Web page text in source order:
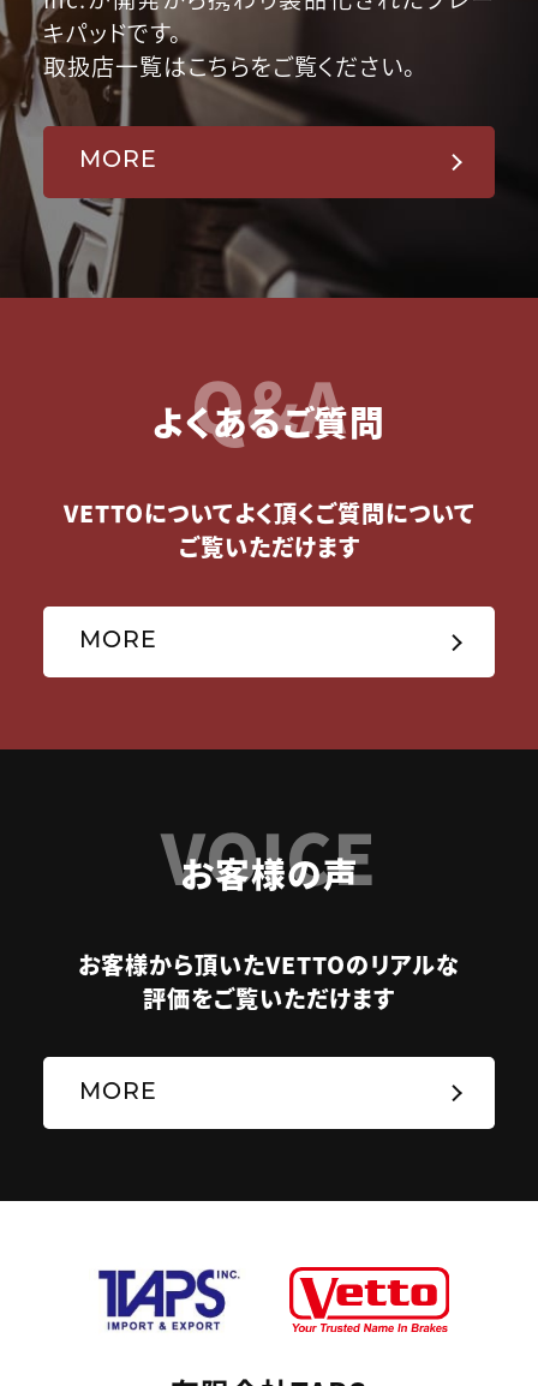
キパッドです。
取扱店一覧はこちらをご覧ください。
MORE
Q&A
よくあるご質問
VETTOについてよく頂くご質問について
ご覧いただけます
MORE
VOICE
お客様の声
お客様から頂いたVETTOのリアルな
評価をご覧いただけます
MORE